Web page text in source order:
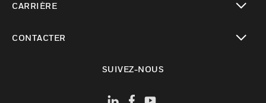
CARRIÈRE
CONTACTER
SUIVEZ-NOUS